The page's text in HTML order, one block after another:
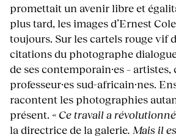
promettait un avenir libre et
plus tard, les images d’Ernest
toujours. Sur les cartels rouge vif
citations du photographe
de ses contemporain·es – artistes,
professeur·es sud-africain·nes.
racontent les photographies
présent. « Ce travail a
la directrice de la galerie. Mais il